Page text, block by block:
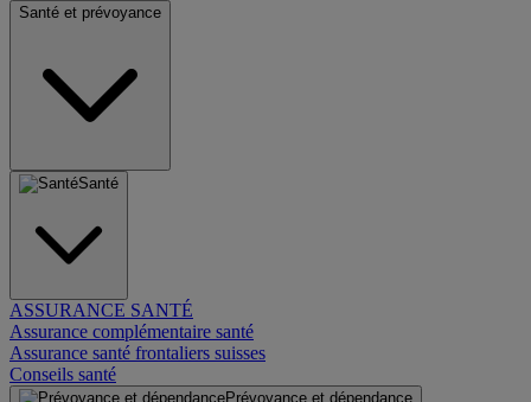
Santé et prévoyance
Santé
ASSURANCE SANTÉ
Assurance complémentaire santé
Assurance santé frontaliers suisses
Conseils santé
Prévoyance et dépendance